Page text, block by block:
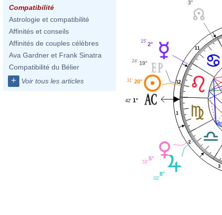
Compatibilité
Astrologie et compatibilité
Affinités et conseils
Affinités de couples célèbres
Ava Gardner et Frank Sinatra
Compatibilité du Bélier
+ Voir tous les articles
1
2
3
11
12
3°
2°
15'
19°
24'
20°
31'
1°
42'
5°
53'
8°
02'